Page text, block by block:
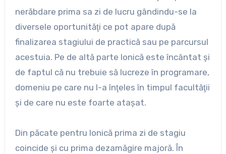
nerăbdare prima sa zi de lucru gândindu-se la
diversele oportunităţi ce pot apare după
finalizarea stagiului de practică sau pe parcursul
acestuia. Pe de altă parte Ionică este încântat şi
de faptul că nu trebuie să lucreze în programare,
domeniu pe care nu l-a înţeles în timpul facultăţii
şi de care nu este foarte ataşat.
Din păcate pentru Ionică prima zi de stagiu
coincide şi cu prima dezamăgire majoră. În